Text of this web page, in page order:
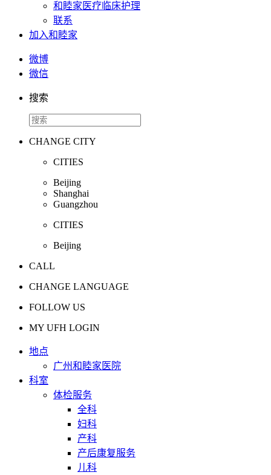
和睦家医疗临床护理
联系
加入和睦家
微博
微信
搜索
CHANGE CITY
CITIES
Beijing
Shanghai
Guangzhou
CITIES
Beijing
CALL
CHANGE LANGUAGE
FOLLOW US
MY UFH LOGIN
地点
广州和睦家医院
科室
体检服务
全科
妇科
产科
产后康复服务
儿科